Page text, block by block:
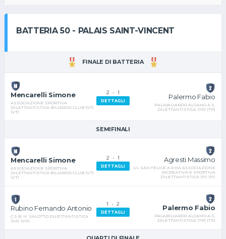
BATTERIA 50 - PALAIS SAINT-VINCENT
FINALE DI BATTERIA
Mencarelli Simone
ASSOCIAZIONE SPORTIVA
DILETTANTISTICA BILIARDO CLUB (VT)
(VT)
2- 1
DETTAGLI
Palermo Fabio
PALABILIARDO ALCAMO A.S.
DILETTANTISTICA (TP) (TP)
SEMIFINALI
Mencarelli Simone
ASSOCIAZIONE SPORTIVA
DILETTANTISTICA BILIARDO CLUB (VT)
(VT)
2- 1
DETTAGLI
Agresti Massimo
UL SAN FELICE A EMA ASSOCIAZIONE
RICREATIVA E SPORTIVA
DILETTANTISTICA (FI) (FI)
Rubino Fernando Antonio
C.S.B. N. SALOTTO DILETTANTISTICA
(VA) (VA)
1 - 2
DETTAGLI
Palermo Fabio
PALABILIARDO ALCAMO A.S.
DILETTANTISTICA (TP) (TP)